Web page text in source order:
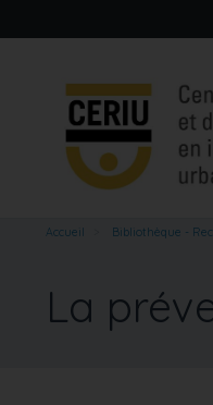
au
Accueil Bibliothèque -
La